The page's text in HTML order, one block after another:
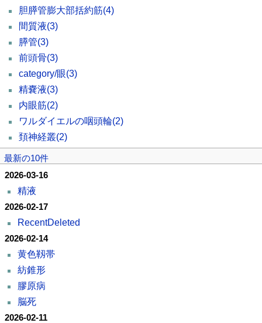
胆膵管膨大部括約筋(4)
間質液(3)
膵管(3)
前頭骨(3)
category/眼(3)
精嚢液(3)
内眼筋(2)
ワルダイエルの咽頭輪(2)
頚神経叢(2)
最新の10件
2026-03-16
精液
2026-02-17
RecentDeleted
2026-02-14
黄色靱帯
紡錐形
膠原病
脳死
2026-02-11